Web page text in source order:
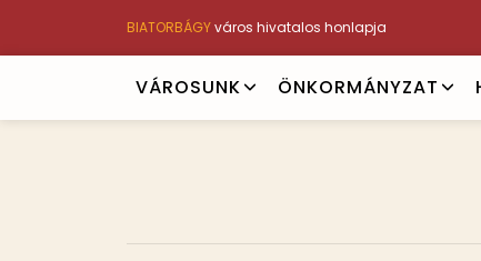
BIATORBÁGYváros hivatalos honlapja
Main
navigation
VÁROSUNK ÖNKORMÁNYZAT